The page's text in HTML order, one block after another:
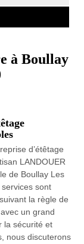
à Boullay
d’étêtage
LANDOUER
de Boullay Les
sont
la règle de
avec un grand
la sécurité et
nous discuterons